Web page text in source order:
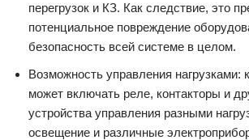
перегрузок и КЗ. Как следствие, это
потенциальное повреждение
безопасность всей системе в целом.
Возможность управления нагрузками:
может включать реле, контакторы и
устройства управления разными
освещение и различные